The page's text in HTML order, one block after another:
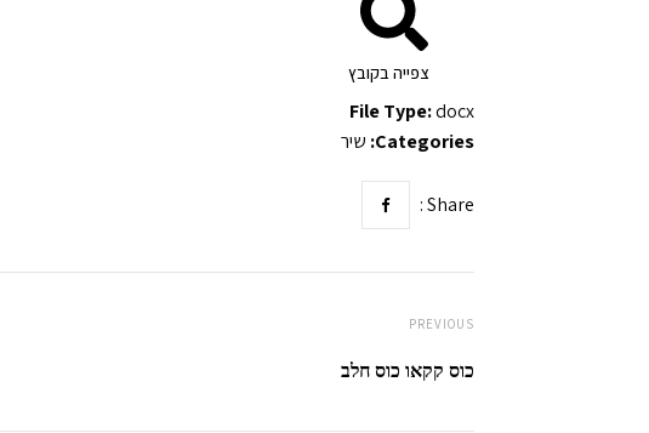
צפייה בקובץ
File Type:docx
Categories: שיר
Share :
PREVIOUS
כוס קקאו כוס חלב